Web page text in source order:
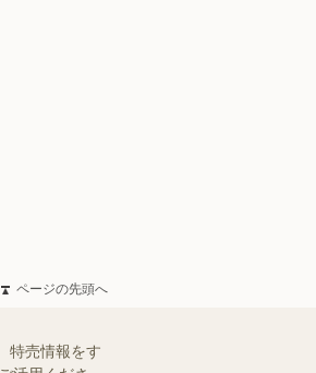
ページの先頭へ
特売情報をす